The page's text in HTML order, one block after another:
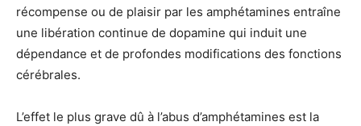
récompense ou de plaisir par les amphétamines entraîne
une libération continue de dopamine qui induit une
dépendance et de profondes modifications des fonctions
cérébrales.
L’effet le plus grave dû à l’abus d’amphétamines est la